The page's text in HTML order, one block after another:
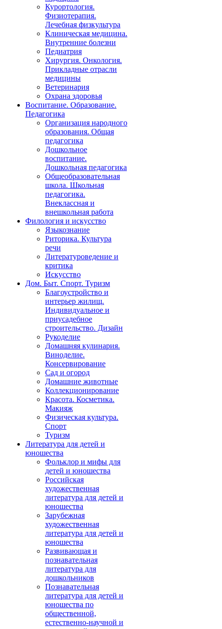
Курортология.
Физиотерапия.
Лечебная физкультура
Клиническая медицина.
Внутренние болезни
Педиатрия
Хирургия. Онкология.
Прикладные отрасли
медицины
Ветеринария
Охрана здоровья
Воспитание. Образование.
Педагогика
Организация народного
образования. Общая
педагогика
Дошкольное
воспитание.
Дошкольная педагогика
Общеобразовательная
школа. Школьная
педагогика.
Внеклассная и
внешкольная работа
Филология и искусство
Языкознание
Риторика. Культура
речи
Литературоведение и
критика
Искусство
Дом. Быт. Спорт. Туризм
Благоустройство и
интерьер жилищ.
Индивидуальное и
приусадебное
строительство. Дизайн
Рукоделие
Домашняя кулинария.
Виноделие.
Консервирование
Сад и огород
Домашние животные
Коллекционирование
Красота. Косметика.
Макияж
Физическая культура.
Спорт
Туризм
Литература для детей и
юношества
Фольклор и мифы для
детей и юношества
Российская
художественная
литература для детей и
юношества
Зарубежная
художественная
литература для детей и
юношества
Развивающая и
познавательная
литература для
дошкольников
Познавательная
литература для детей и
юношества по
общественной,
естественно-научной и